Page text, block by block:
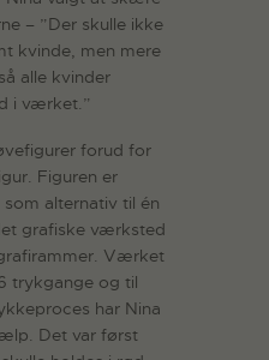
– ”Der skulle ikke
kvinde, men mere
alle kvinder
i værket.”
forud for
Figuren er
alternativ til én
grafiske værksted
Værket
trykgange og til
har Nina
Det var først